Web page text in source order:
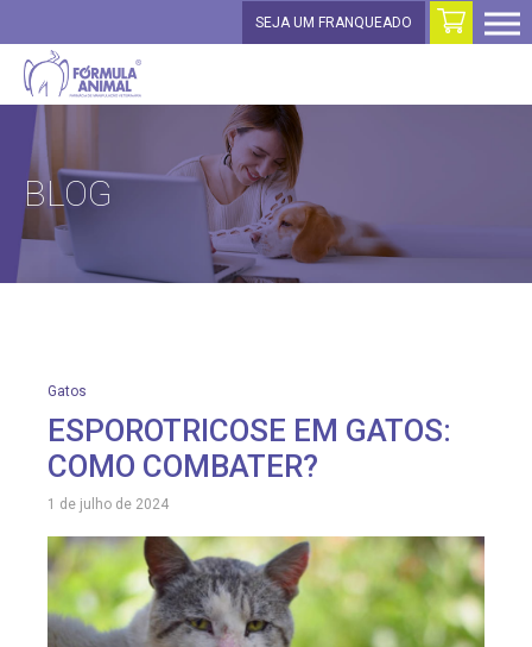
SEJA UM FRANQUEADO
BLOG
Gatos
ESPOROTRICOSE EM GATOS:
COMO COMBATER?
1 de julho de 2024